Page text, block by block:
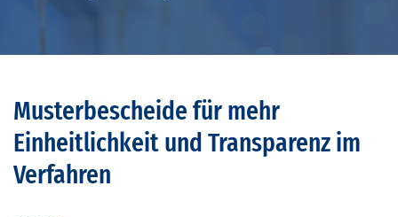
Musterbescheide für mehr
Einheitlichkeit und Transparenz im
Verfahren